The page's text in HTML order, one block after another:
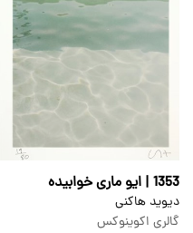
1353 | ایو ماری خوابیده
دیوید هاکنی
گالری اکوینوکس